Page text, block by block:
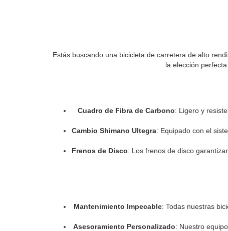
Estás buscando una bicicleta de carretera de alto
la elección
Cuadro de Fibra de Carbono: Ligero y
Cambio Shimano Ultegra: Equipado con el
Frenos de Disco: Los frenos de disco
Mantenimiento Impecable: Todas nuestras
Asesoramiento Personalizado: Nuestro